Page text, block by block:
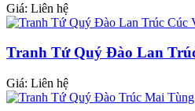
Giá: Liên hệ
Tranh Tứ Quý Đào Lan
Giá: Liên hệ